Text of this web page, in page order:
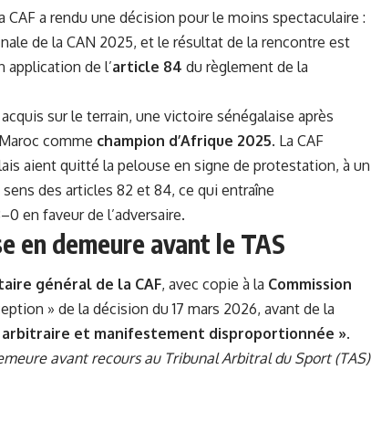
CAF a rendu une décision pour le moins spectaculaire :
de la CAN 2025, et le résultat de la rencontre est
application de l’article 84 du règlement de la
sur le terrain, une victoire sénégalaise après
comme champion d’Afrique 2025. La CAF
aient quitté la pelouse en signe de protestation, à un
des articles 82 et 84, ce qui entraîne
en faveur de l’adversaire.
en demeure avant le TAS
général de la CAF, avec copie à la Commission
» de la décision du 17 mars 2026, avant de la
et manifestement disproportionnée ».
avant recours au Tribunal Arbitral du Sport (TAS)